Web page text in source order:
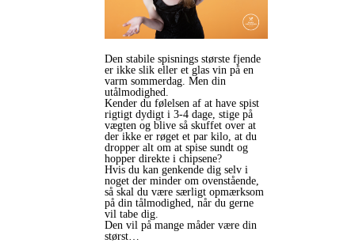
Den stabile spisnings største fjende
er ikke slik eller et glas vin på en
varm sommerdag. Men din
utålmodighed.
Kender du følelsen af at have spist
rigtigt dydigt i 3-4 dage, stige på
vægten og blive så skuffet over at
der ikke er røget et par kilo, at du
dropper alt om at spise sundt og
hopper direkte i chipsene?
Hvis du kan genkende dig selv i
noget der minder om ovenstående,
så skal du være særligt opmærksom
på din tålmodighed, når du gerne
vil tabe dig.
Den vil på mange måder være din
størst…